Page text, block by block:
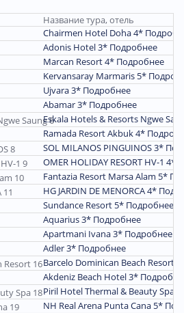
Название тура, отель
Chairmen Hotel Doha 4*
Adonis Hotel 3* Подробнее
Marcan Resort 4* Подробнее
Kervansaray Marmaris 5*
Ujvara 3* Подробнее
Abamar 3* Подробнее
Eskala Hotels & Resorts Ngwe
Ramada Resort Akbuk 4*
SOL MILANOS PINGUINOS 3*
OMER HOLIDAY RESORT HV-1 4*
Fantazia Resort Marsa Alam 5*
HG JARDIN DE MENORCA 4*
Sundance Resort 5* Подробнее
Aquarius 3* Подробнее
Apartmani Ivana 3* Подробнее
Adler 3* Подробнее
Barcelo Dominican Beach Resort
Akdeniz Beach Hotel 3*
Piril Hotel Thermal & Beauty Spa
NH Real Arena Punta Cana 5*